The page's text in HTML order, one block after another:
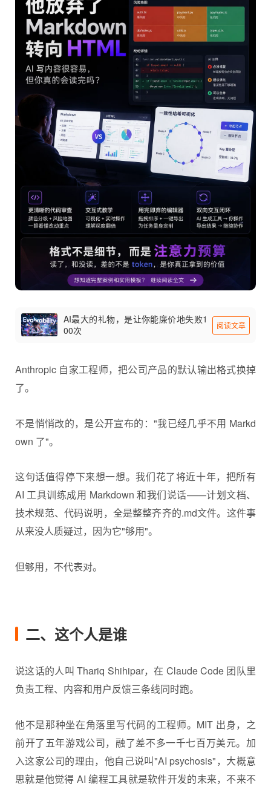
AI最大的礼物，是让你能廉价地失败1
00次
阅读文章
Anthropic 自家工程师，把公司产品的默认输出格式换掉
了。
不是悄悄改的，是公开宣布的："我已经几乎不用 Markd
own 了"。
这句话值得停下来想一想。我们花了将近十年，把所有
AI 工具训练成用 Markdown 和我们说话——计划文档、
技术规范、代码说明，全是整整齐齐的.md文件。这件事
从来没人质疑过，因为它"够用"。
但够用，不代表对。
二、这个人是谁
说这话的人叫 Thariq Shihipar，在 Claude Code 团队里
负责工程、内容和用户反馈三条线同时跑。
他不是那种坐在角落里写代码的工程师。MIT 出身，之
前开了五年游戏公司，融了差不多一千七百万美元。加
入这家公司的理由，他自己说叫"AI psychosis"，大概意
思就是他觉得 AI 编程工具就是软件开发的未来，不来不